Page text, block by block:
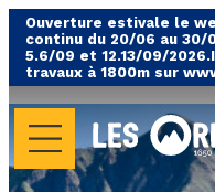
Ouverture estivale le
continu du 20/06 au
5.6/09 et 12.13/09/
travaux à 1800m sur
LES